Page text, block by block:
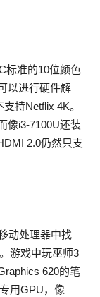
标准的10位颜色
以进行硬件解
持Netflix 4K。
像i3-7100U还装
2.0仍然只支
动处理器中找
游戏中玩巫师3
620的笔
用GPU，像